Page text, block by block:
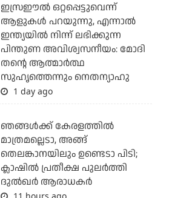
ഇസ്രഈല്‍ ഒറ്റപ്പെട്ടുവെന്ന്
ആളുകള്‍ പറയുന്നു, എന്നാല്‍
ഇന്ത്യയില്‍ നിന്ന് ലഭിക്കുന്ന
പിന്തുണ അവിശ്വസനീയം: മോദി
തന്റെ ആത്മാര്‍ത്ഥ
സുഹൃത്തെന്നും നെതന്യാഹു
1 day ago
ഞങ്ങള്‍ക്ക് കേരളത്തില്‍
മാത്രമല്ലെടാ, അങ്ങ്
തെലങ്കാനയിലും ഉണ്ടെടാ പിടി;
ക്ലാഷില്‍ പ്രതീക്ഷ പുലര്‍ത്തി
ദുല്‍ഖര്‍ ആരാധകര്‍